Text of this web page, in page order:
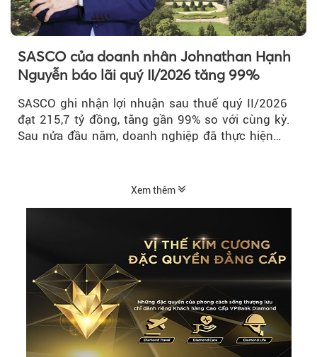
SASCO của doanh nhân Johnathan Hạnh
Nguyễn báo lãi quý II/2026 tăng 99%
SASCO ghi nhận lợi nhuận sau thuế quý II/2026
đạt 215,7 tỷ đồng, tăng gần 99% so với cùng kỳ.
Sau nửa đầu năm, doanh nghiệp đã thực hiện
Xem thêm